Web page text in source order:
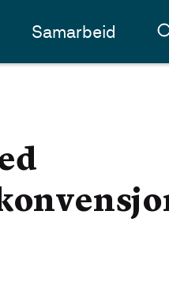
Samarbeid